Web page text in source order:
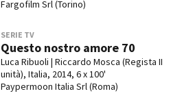
Fargofilm Srl (Torino)
SERIE TV
Questo nostro amore 70
Luca Ribuoli | Riccardo Mosca (Regista II
unità), Italia, 2014, 6 x 100'
Paypermoon Italia Srl (Roma)